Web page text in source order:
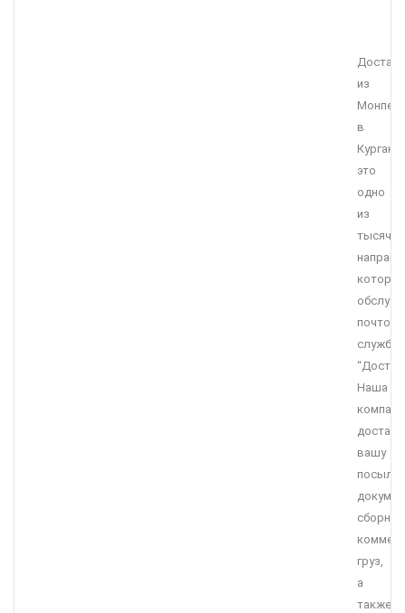
из
в
Курган
это
одно
из
тысячи
которое
служба
Наша
вашу
сборный
груз,
а
также